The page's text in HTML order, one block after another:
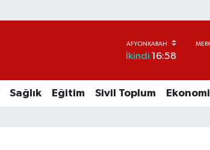
İkindi 16:58
Sağlık Eğitim Sivil Toplum Ekonomi